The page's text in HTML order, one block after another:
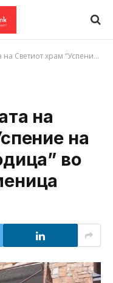
на Пресвета Богородица” во Македонска Каменица
на
на
во